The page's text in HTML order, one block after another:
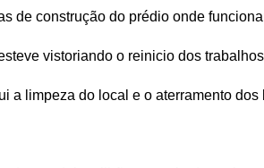
de construção do prédio onde
vistoriando o reinicio dos
a limpeza do local e o aterramento dos